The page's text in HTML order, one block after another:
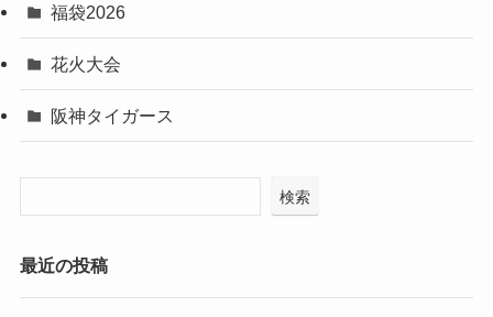
福袋2026
花火大会
阪神タイガース
検索
最近の投稿